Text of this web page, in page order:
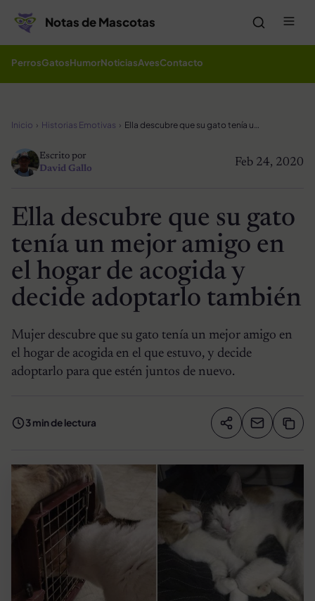
Notas de Mascotas
PerrosGatosHumorNoticiasAvesContacto
Inicio Historias Emotivas Ella descubre que su gato tenía un mejor amigo en el hogar de acogida y decide adoptarlo también
Feb 24, 2020
Escrito por
David Gallo
Ella descubre que su gato
tenía un mejor amigo en
el hogar de acogida y
decide adoptarlo también
Mujer descubre que su gato tenía un mejor amigo en
el hogar de acogida en el que estuvo, y decide
adoptarlo para que estén juntos de nuevo.
3 min de lectura Compartir